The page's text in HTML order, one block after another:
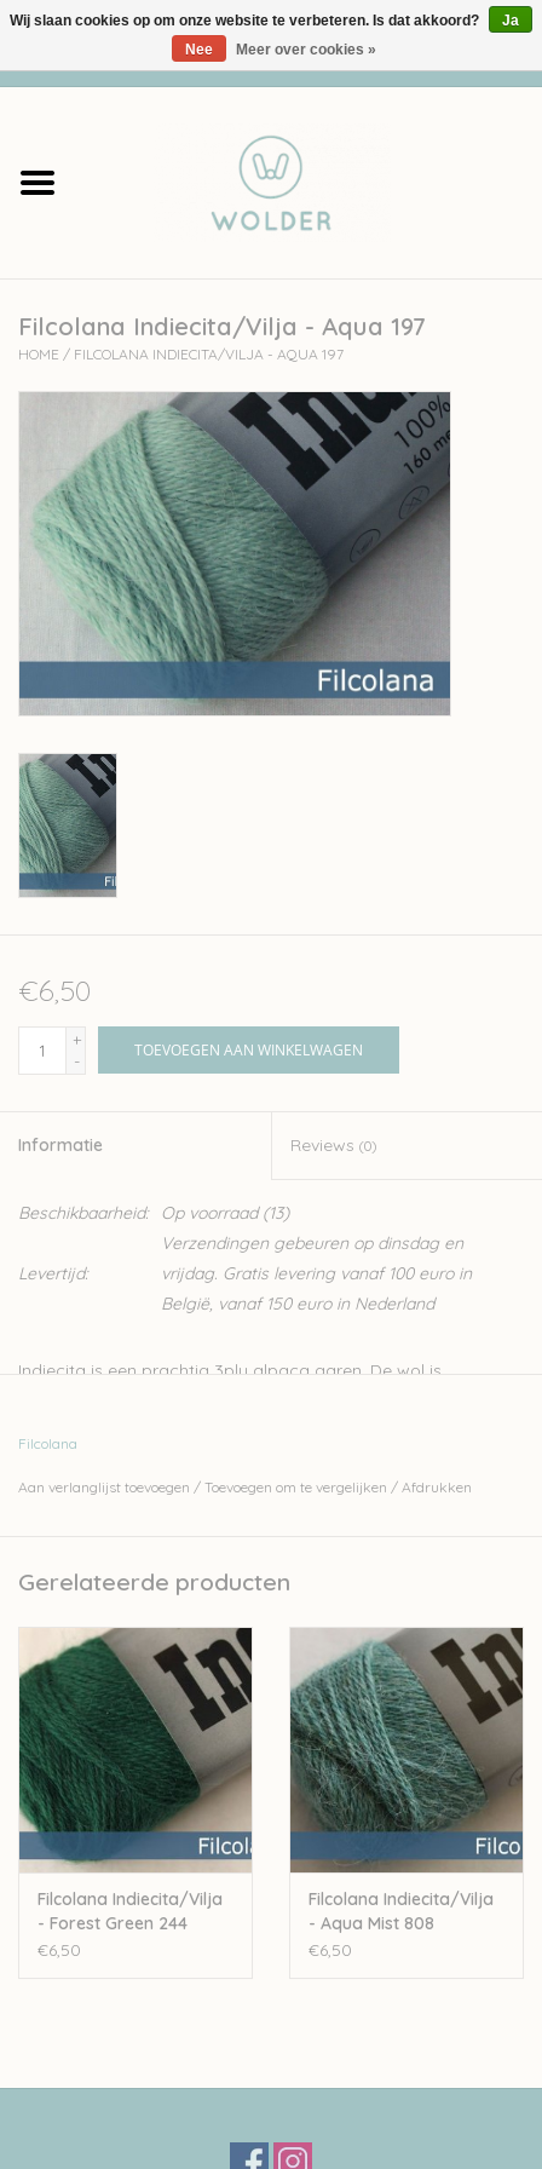
Garens
Accessoires
workshops
Cadeaubon
Solden
Over wolder
Filcolana Indiecita/Vilja - Aqua 197
HOME / FILCOLANA INDIECITA/VILJA - AQUA 197
€6,50
+
-
TOEVOEGEN AAN WINKELWAGEN
Informatie Reviews (0)
Beschikbaarheid: Op voorraad(13)
Levertijd:
Verzendingen gebeuren op dinsdag en
vrijdag. Gratis levering vanaf 100 euro in
België, vanaf 150 euro in Nederland
Indiecita is een prachtig 3ply alpaca garen. De wol is
je heel wat gratis patronen voor deze wol.
50gr - 160m
Stekenverhouding: 24-26st voor 10cm
Handwas
Let op: de kleur op beeld kan afwijken van de werkelijke kleur.
Filcolana
Aan verlanglijst toevoegen / Toevoegen om te vergelijken / Afdrukken
Gerelateerde producten
Filcolana Indiecita/Vilja
- Forest Green 244
€6,50
Filcolana Indiecita/Vilja
- Aqua Mist 808
€6,50
Wij slaan cookies op om onze website te verbeteren. Is dat akkoord?
Ja
Nee
Meer over cookies »